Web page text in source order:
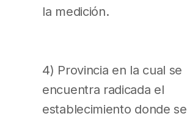
la medición.
4) Provincia en la cual se
encuentra radicada el
establecimiento donde se